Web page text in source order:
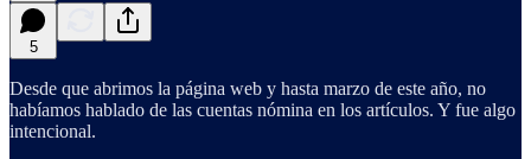
5
Desde que abrimos la página web y hasta marzo de este año, no
habíamos hablado de las cuentas nómina en los artículos. Y fue algo
intencional.